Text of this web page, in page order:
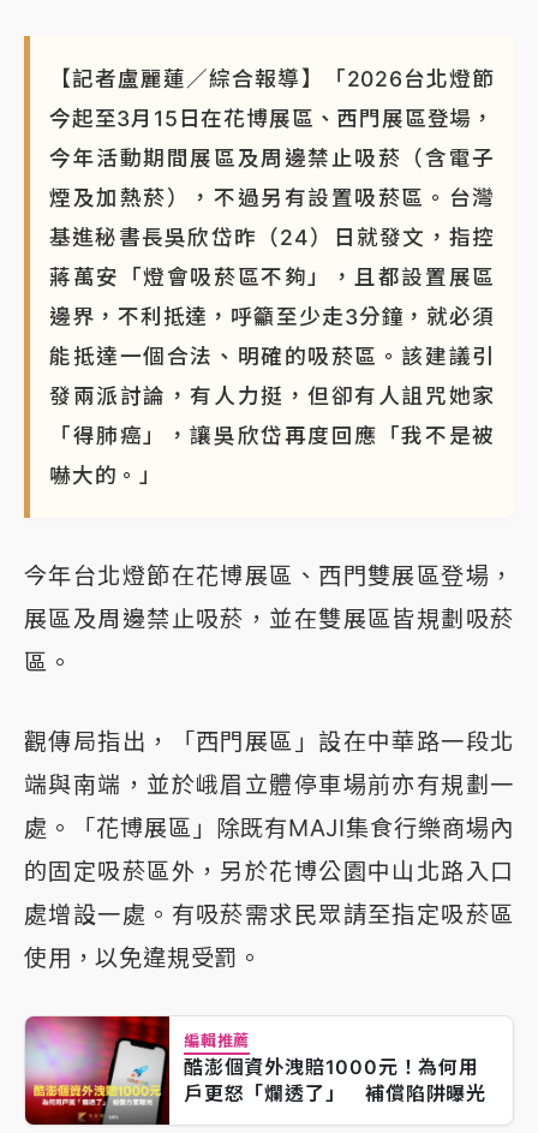
【記者盧麗蓮／綜合報導】「2026台北燈節
今起至3月15日在花博展區、西門展區登場，
今年活動期間展區及周邊禁止吸菸（含電子
煙及加熱菸），不過另有設置吸菸區。台灣
基進秘書長吳欣岱昨（24）日就發文，指控
蔣萬安「燈會吸菸區不夠」，且都設置展區
邊界，不利抵達，呼籲至少走3分鐘，就必須
能抵達一個合法、明確的吸菸區。該建議引
發兩派討論，有人力挺，但卻有人詛咒她家
「得肺癌」，讓吳欣岱再度回應「我不是被
嚇大的。」
今年台北燈節在花博展區、西門雙展區登場，
展區及周邊禁止吸菸，並在雙展區皆規劃吸菸
區。
觀傳局指出，「西門展區」設在中華路一段北
端與南端，並於峨眉立體停車場前亦有規劃一
處。「花博展區」除既有MAJI集食行樂商場內
的固定吸菸區外，另於花博公園中山北路入口
處增設一處。有吸菸需求民眾請至指定吸菸區
使用，以免違規受罰。
編輯推薦
酷澎個資外洩賠1000元！為何用
戶更怒「爛透了」 補償陷阱曝光